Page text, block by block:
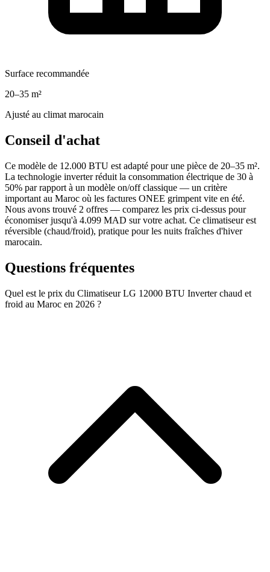
Surface recommandée
20–35 m²
Ajusté au climat marocain
Conseil d'achat
Ce modèle de 12.000 BTU est adapté pour une pièce de 20–35 m².
La technologie inverter réduit la consommation électrique de 30 à
50% par rapport à un modèle on/off classique — un critère
important au Maroc où les factures ONEE grimpent vite en été.
Nous avons trouvé 2 offres — comparez les prix ci-dessus pour
économiser jusqu'à 4.099 MAD sur votre achat. Ce climatiseur est
réversible (chaud/froid), pratique pour les nuits fraîches d'hiver
marocain.
Questions fréquentes
Quel est le prix du Climatiseur LG 12000 BTU Inverter chaud et
froid au Maroc en 2026 ?